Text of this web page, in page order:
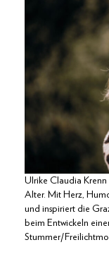
Ulrike Claudia Krenn
Alter. Mit Herz,
und inspiriert die
beim Entwickeln
Stummer/